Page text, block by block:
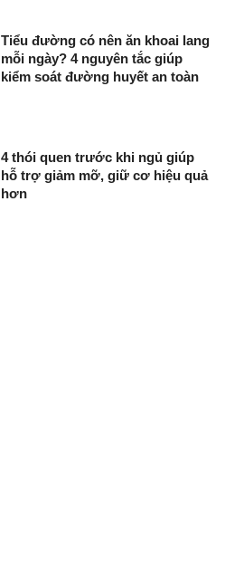
Tiểu đường có nên ăn khoai lang
mỗi ngày? 4 nguyên tắc giúp
kiểm soát đường huyết an toàn
4 thói quen trước khi ngủ giúp
hỗ trợ giảm mỡ, giữ cơ hiệu quả
hơn